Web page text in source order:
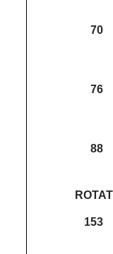
70
76
88
153